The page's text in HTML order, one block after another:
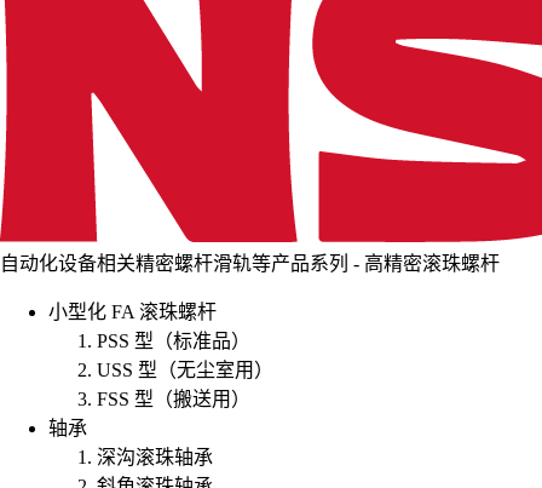
自动化设备相关精密螺杆滑轨等产品系列 - 高精密滚珠螺杆
小型化 FA 滚珠螺杆
PSS 型（标准品）
USS 型（无尘室用）
FSS 型（搬送用）
轴承
深沟滚珠轴承